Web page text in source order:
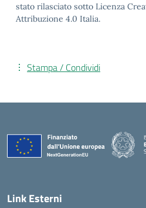
stato rilasciato sotto Licenza
Attribuzione 4.0 Italia.
Stampa / Condividi
Link Esterni